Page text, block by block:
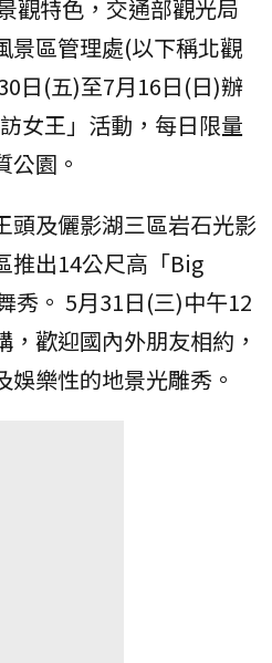
觀特色，交通部觀光局
景區管理處(以下稱北觀
日(五)至7月16日(日)辦
女王」活動，每日限量
公園。
頭及儷影湖三區岩石光影
推出14公尺高「Big
秀。 5月31日(三)中午12
歡迎國內外朋友相約，
樂性的地景光雕秀。